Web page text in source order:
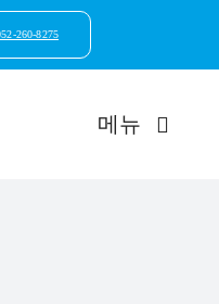
260-8275
메뉴